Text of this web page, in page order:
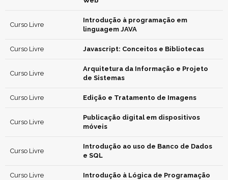
Curso Livre
Introdução à programação em
linguagem JAVA
Curso Livre Javascript: Conceitos e Bibliotecas
Curso Livre
Arquitetura da Informação e Projeto
de Sistemas
Curso Livre Edição e Tratamento de Imagens
Curso Livre
Publicação digital em dispositivos
móveis
Curso Livre
Introdução ao uso de Banco de Dados
e SQL
Curso Livre Introdução à Lógica de Programação